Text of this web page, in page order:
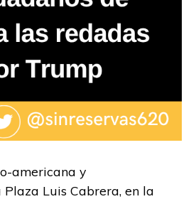
americana y
Luis Cabrera, en la